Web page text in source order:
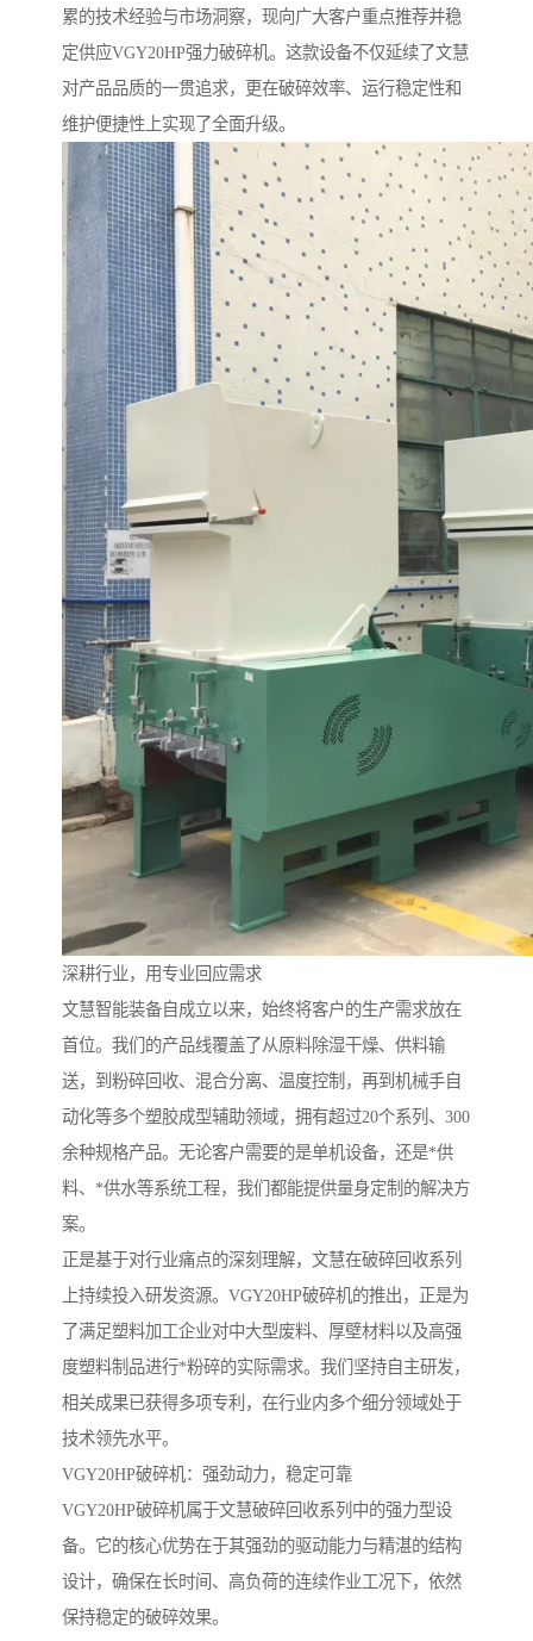
累的技术经验与市场洞察，现向广大客户重点推荐并稳
定供应VGY20HP强力破碎机。这款设备不仅延续了文慧
对产品品质的一贯追求，更在破碎效率、运行稳定性和
维护便捷性上实现了全面升级。
深耕行业，用专业回应需求
文慧智能装备自成立以来，始终将客户的生产需求放在
首位。我们的产品线覆盖了从原料除湿干燥、供料输
送，到粉碎回收、混合分离、温度控制，再到机械手自
动化等多个塑胶成型辅助领域，拥有超过20个系列、300
余种规格产品。无论客户需要的是单机设备，还是*供
料、*供水等系统工程，我们都能提供量身定制的解决方
案。
正是基于对行业痛点的深刻理解，文慧在破碎回收系列
上持续投入研发资源。VGY20HP破碎机的推出，正是为
了满足塑料加工企业对中大型废料、厚壁材料以及高强
度塑料制品进行*粉碎的实际需求。我们坚持自主研发，
相关成果已获得多项专利，在行业内多个细分领域处于
技术领先水平。
VGY20HP破碎机：强劲动力，稳定可靠
VGY20HP破碎机属于文慧破碎回收系列中的强力型设
备。它的核心优势在于其强劲的驱动能力与精湛的结构
设计，确保在长时间、高负荷的连续作业工况下，依然
保持稳定的破碎效果。